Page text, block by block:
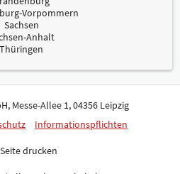
Vorpommern
Sachsen
Anhalt
Thüringen
Messe-Allee 1, 04356 Leipzig
Informationspflichten
Seite drucken